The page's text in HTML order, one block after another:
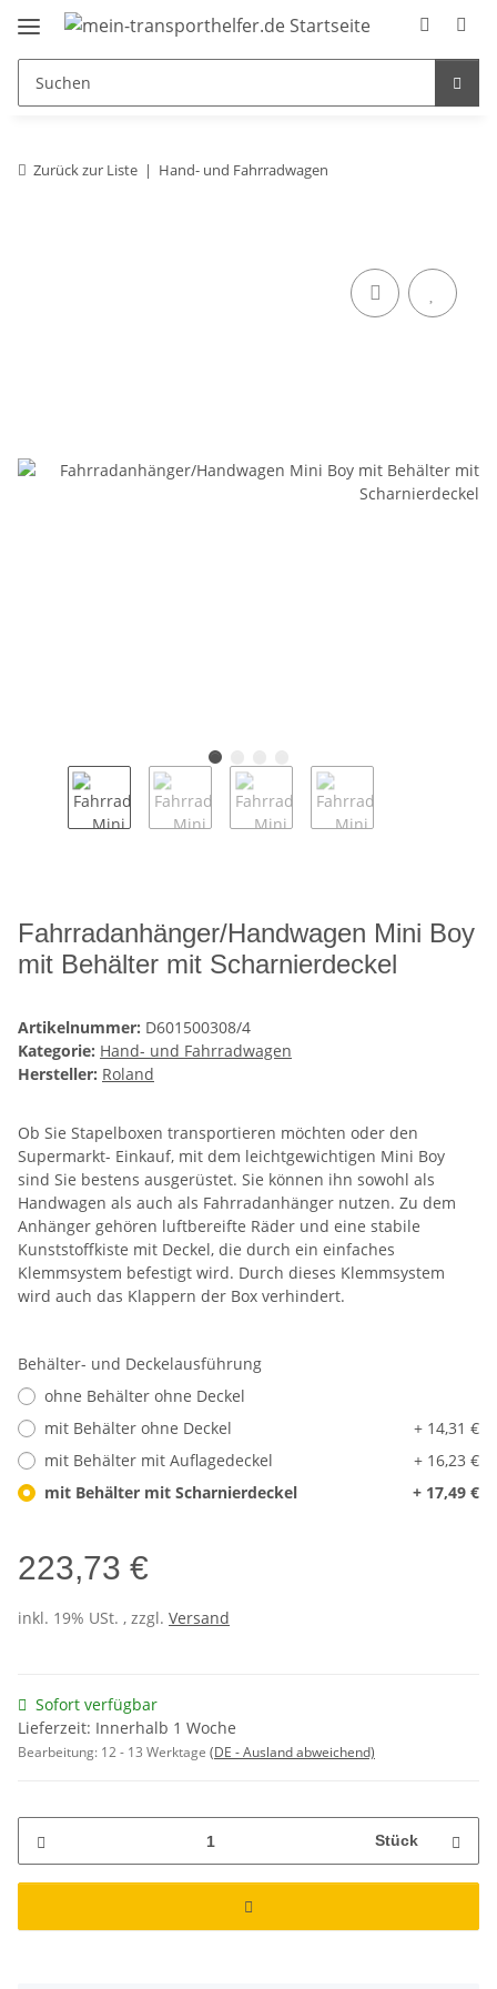
Zurück zur Liste Hand- und Fahrradwagen
Fahrradanhänger/Handwagen Mini Boy
mit Behälter mit Scharnierdeckel
Artikelnummer: D601500308/4
Kategorie: Hand- und Fahrradwagen
Hersteller: Roland
Ob Sie Stapelboxen transportieren möchten oder den
Supermarkt- Einkauf, mit dem leichtgewichtigen Mini Boy
sind Sie bestens ausgerüstet. Sie können ihn sowohl als
Handwagen als auch als Fahrradanhänger nutzen. Zu dem
Anhänger gehören luftbereifte Räder und eine stabile
Kunststoffkiste mit Deckel, die durch ein einfaches
Klemmsystem befestigt wird. Durch dieses Klemmsystem
wird auch das Klappern der Box verhindert.
Behälter- und Deckelausführung
ohne Behälter ohne Deckel
mit Behälter ohne Deckel
+ 14,31 €
mit Behälter mit Auflagedeckel
+ 16,23 €
mit Behälter mit Scharnierdeckel
+ 17,49 €
223,73 €
inkl. 19% USt. , zzgl. Versand
Sofort verfügbar
Lieferzeit: Innerhalb 1 Woche
Bearbeitung: 12 - 13 Werktage (DE - Ausland abweichend)
Stück